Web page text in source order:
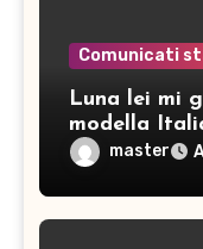
Comunicati
Luna lei mi
modella
ineditimaster